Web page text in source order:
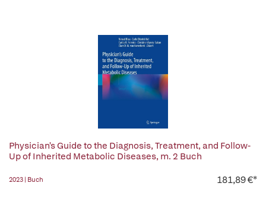
Physician's Guide to the Diagnosis, Treatment, and Follow-
Up of Inherited Metabolic Diseases, m. 2 Buch
2023 | Buch 181,89 €*